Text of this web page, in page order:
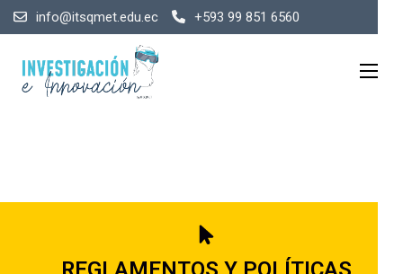
info@itsqmet.edu.ec +593 99 851 6560